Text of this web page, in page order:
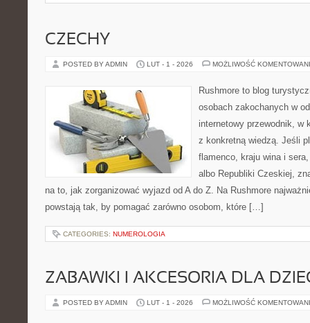
CZECHY
POSTED BY ADMIN LUT - 1 - 2026 MOŻLIWOŚĆ
Rushmore to blog
osobach zakochanych w
internetowy przewodnik, w
z konkretną wiedzą. Jeśli
flamenco, kraju wina i
albo Republiki Czeskiej,
na to, jak zorganizować wyjazd od A do Z. Na Rushmore
powstają tak, by pomagać zarówno osobom, które […]
CATEGORIES: NUMEROLOGIA
ZABAWKI I AKCESORIA DLA
POSTED BY ADMIN LUT - 1 - 2026 MOŻLIWOŚĆ